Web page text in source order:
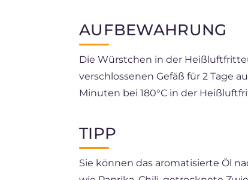
AUFBEWAHRUNG
Die Würstchen in der
verschlossenen Gefäß für 2 Tage
Minuten bei 180°C in der
TIPP
Sie können das aromatisierte Öl